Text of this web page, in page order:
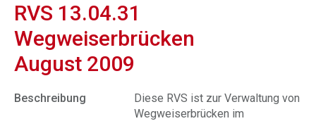
RVS 13.04.31
Wegweiserbrücken
August 2009
Beschreibung
Diese RVS ist zur Verwaltung von
Wegweiserbrücken im